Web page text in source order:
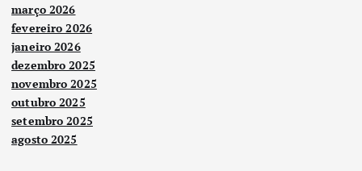
março 2026
fevereiro 2026
janeiro 2026
dezembro 2025
novembro 2025
outubro 2025
setembro 2025
agosto 2025